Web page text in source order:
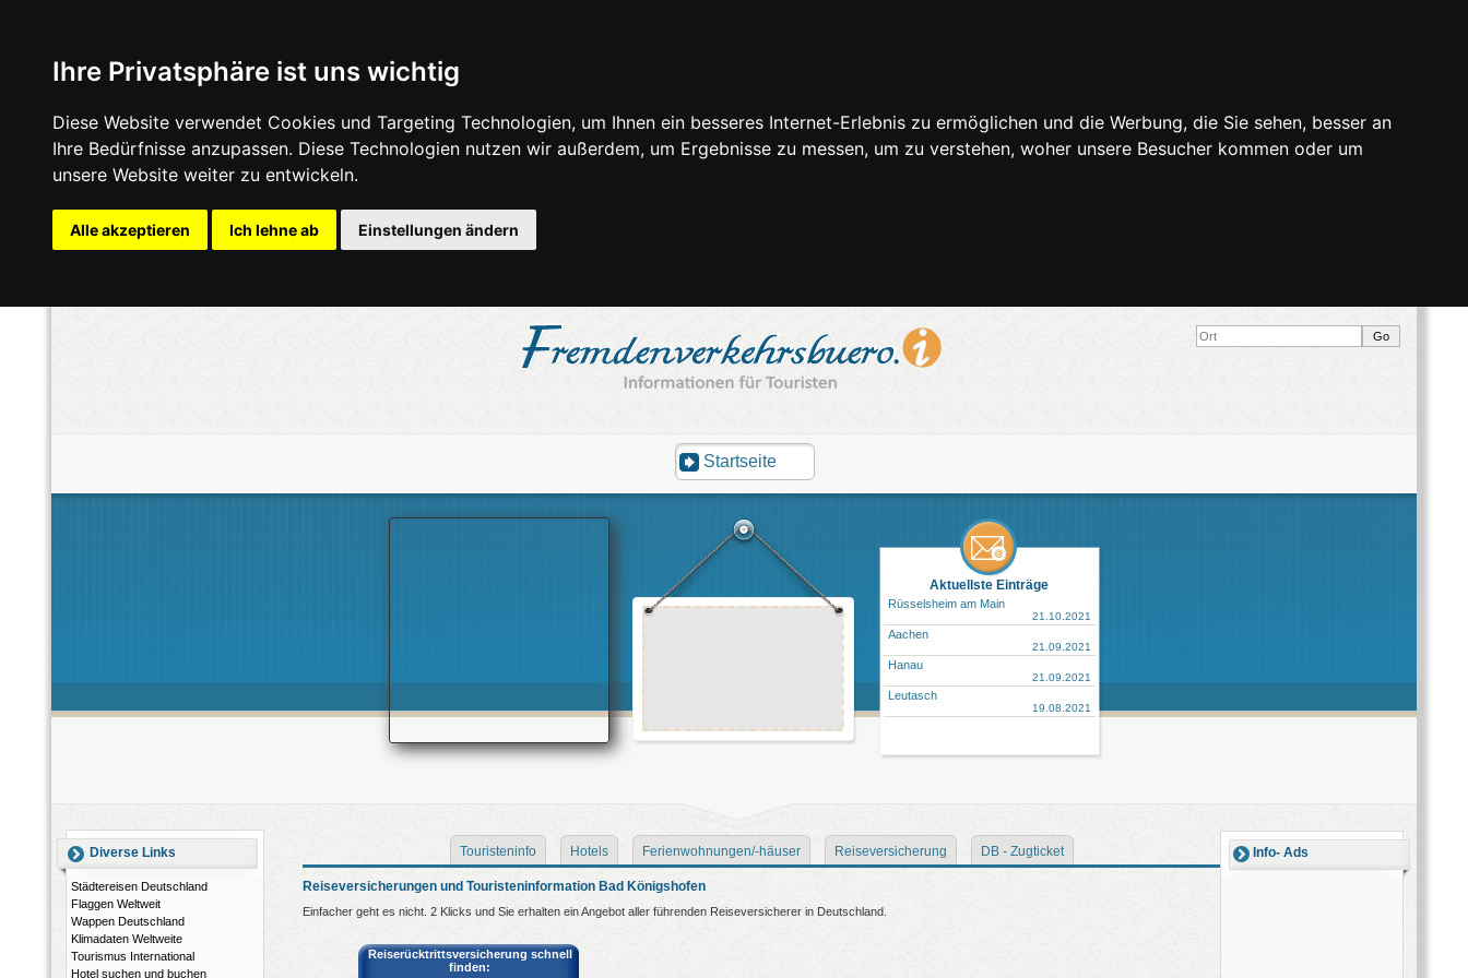
Ihre Privatsphäre ist uns wichtig
Diese Website verwendet Cookies und Targeting Technologien, um Ihnen ein besseres Internet-Erlebnis zu ermöglichen und die Werbung, die Sie sehen, besser an
Ihre Bedürfnisse anzupassen. Diese Technologien nutzen wir außerdem, um Ergebnisse zu messen, um zu verstehen, woher unsere Besucher kommen oder um
unsere Website weiter zu entwickeln.
Alle akzeptieren Ich lehne ab Einstellungen ändern
Startseite
Aktuellste Einträge
Rüsselsheim am Main
21.10.2021
Aachen
21.09.2021
Hanau
21.09.2021
Leutasch
19.08.2021
Diverse Links
Städtereisen Deutschland
Flaggen Weltweit
Wappen Deutschland
Klimadaten Weltweite
Tourismus International
Hotel suchen und buchen
Info- Ads
Touristeninfo Hotels Ferienwohnungen/-häuser Reiseversicherung DB - Zugticket
Reiseversicherungen und Touristeninformation Bad Königshofen
Einfacher geht es nicht. 2 Klicks und Sie erhalten ein Angebot aller führenden Reiseversicherer in Deutschland.
Reiserücktrittsversicherung schnell
finden: